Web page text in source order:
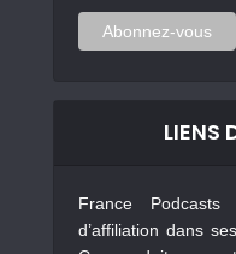
mail
Abonnez-vous
LIENS
France Podcasts
d’affiliation dans